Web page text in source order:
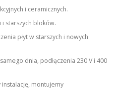
i ceramicznych.
i starszych bloków.
płyt w starszych i nowych
dnia, podłączenia 230 V i 400
montujemy